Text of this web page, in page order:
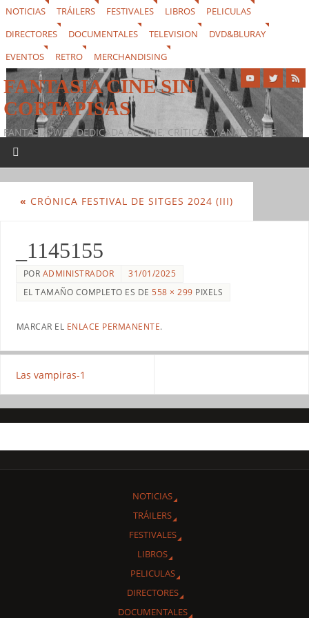
NOTICIAS TRÁILERS FESTIVALES LIBROS
PELICULAS
DIRECTORES
DOCUMENTALES TELEVISION
DVD&BLURAY
EVENTOS
RETRO MERCHANDISING
FANTASIA CINE SIN
CORTAPISAS
FANTASIA, WEB DEDICADA AL CINE, CRÍTICAS Y ANÁLISIS DE
PELÍCULAS, SERIES DE TELEVISIÓN, FESTIVALES, NOTICIAS, LIBROS,
DVD & BLURAY, MERCHANDISING Y TODO LO QUE RODEA AL
« CRÓNICA FESTIVAL DE SITGES 2024 (III)
_1145155
POR ADMINISTRADOR
31/01/2025
EL TAMAÑO COMPLETO ES DE558 × 299 PIXELS
MARCAR EL ENLACE PERMANENTE.
Las vampiras-1
NOTICIAS
TRÁILERS
FESTIVALES
LIBROS
PELICULAS
DIRECTORES
DOCUMENTALES